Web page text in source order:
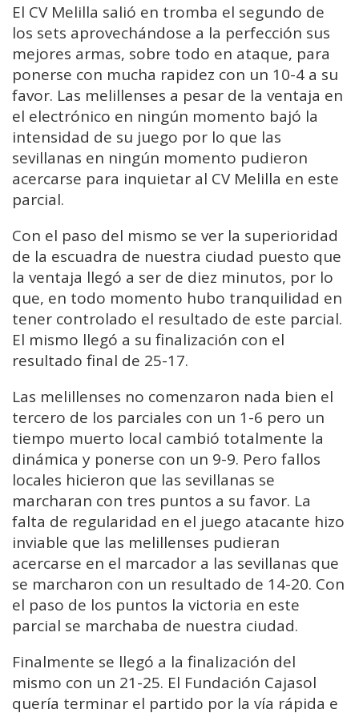
El CV Melilla salió en tromba el segundo de
los sets aprovechándose a la perfección sus
mejores armas, sobre todo en ataque, para
ponerse con mucha rapidez con un 10-4 a su
favor. Las melillenses a pesar de la ventaja en
el electrónico en ningún momento bajó la
intensidad de su juego por lo que las
sevillanas en ningún momento pudieron
acercarse para inquietar al CV Melilla en este
parcial.
Con el paso del mismo se ver la superioridad
de la escuadra de nuestra ciudad puesto que
la ventaja llegó a ser de diez minutos, por lo
que, en todo momento hubo tranquilidad en
tener controlado el resultado de este parcial.
El mismo llegó a su finalización con el
resultado final de 25-17.
Las melillenses no comenzaron nada bien el
tercero de los parciales con un 1-6 pero un
tiempo muerto local cambió totalmente la
dinámica y ponerse con un 9-9. Pero fallos
locales hicieron que las sevillanas se
marcharan con tres puntos a su favor. La
falta de regularidad en el juego atacante hizo
inviable que las melillenses pudieran
acercarse en el marcador a las sevillanas que
se marcharon con un resultado de 14-20. Con
el paso de los puntos la victoria en este
parcial se marchaba de nuestra ciudad.
Finalmente se llegó a la finalización del
mismo con un 21-25. El Fundación Cajasol
quería terminar el partido por la vía rápida e